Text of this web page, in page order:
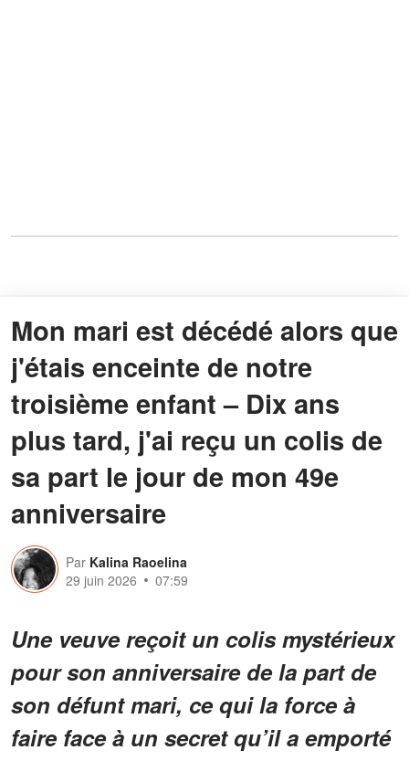
Mon mari est décédé alors que
j'étais enceinte de notre
troisième enfant – Dix ans
plus tard, j'ai reçu un colis de
sa part le jour de mon 49e
anniversaire
Par Kalina Raoelina
29 juin 2026
07:59
Une veuve reçoit un colis mystérieux
pour son anniversaire de la part de
son défunt mari, ce qui la force à
faire face à un secret qu’il a emporté